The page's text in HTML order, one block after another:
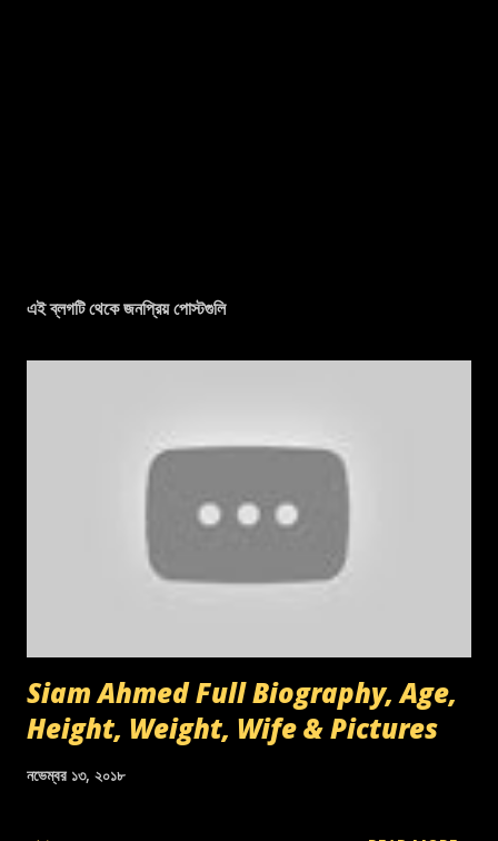
এই ব্লগটি থেকে জনপ্রিয় পোস্টগুলি
Siam Ahmed Full Biography, Age,
Height, Weight, Wife & Pictures
নভেম্বর ১৩, ২০১৮